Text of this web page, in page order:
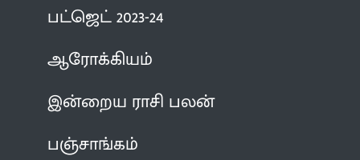
பட்ஜெட் 2023-24
ஆரோக்கியம்
இன்றைய ராசி பலன்
பஞ்சாங்கம்